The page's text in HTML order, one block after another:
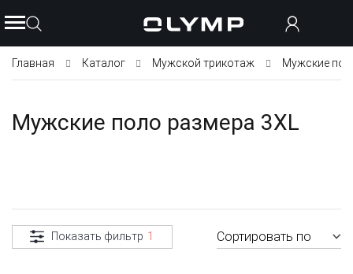
Главная Каталог Мужской трикотаж Мужские
Мужские поло размера 3XL
Показать фильтр 1 Сортировать по